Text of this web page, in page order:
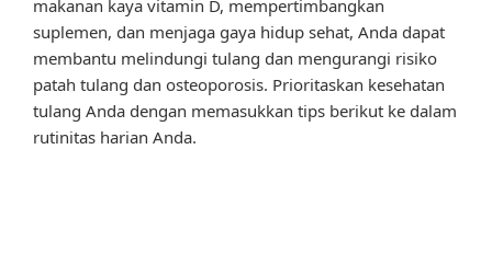
makanan kaya vitamin D, mempertimbangkan
suplemen, dan menjaga gaya hidup sehat, Anda dapat
membantu melindungi tulang dan mengurangi risiko
patah tulang dan osteoporosis. Prioritaskan kesehatan
tulang Anda dengan memasukkan tips berikut ke dalam
rutinitas harian Anda.